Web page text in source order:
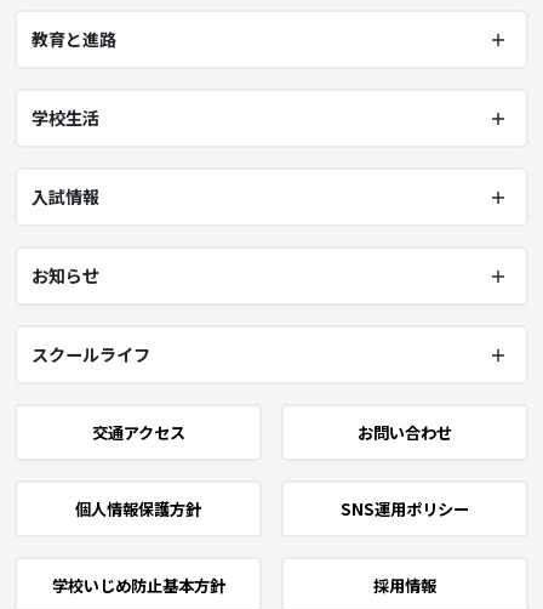
教育と進路
学校生活
入試情報
お知らせ
スクールライフ
交通アクセス お問い合わせ
個人情報保護方針 SNS運用ポリシー
学校いじめ防止基本方針 採用情報